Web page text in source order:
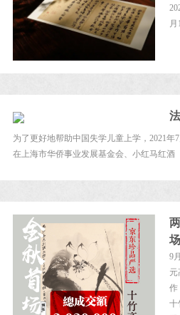
为了更好地帮助中国失学儿童上学，2021年
在上海市华侨事业发展基金会、小红马红
9
作
十